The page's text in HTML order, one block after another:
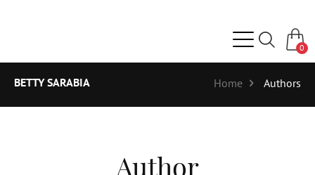
0
BETTY SARABIA Home Authors
Author